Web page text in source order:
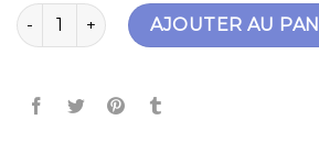
quantité de chiquito jacquemus
AJOUTER AU